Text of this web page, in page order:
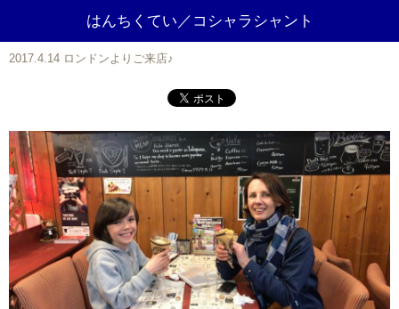
はんちくてい／コシャラシャント
2017.4.14 ロンドンよりご来店♪